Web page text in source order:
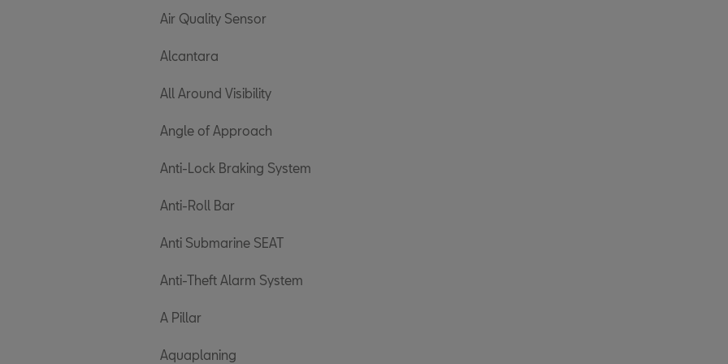
Air Quality Sensor
Alcantara
All Around Visibility
Angle of Approach
Anti-Lock Braking System
Anti-Roll Bar
Anti Submarine SEAT
Anti-Theft Alarm System
A Pillar
Aquaplaning